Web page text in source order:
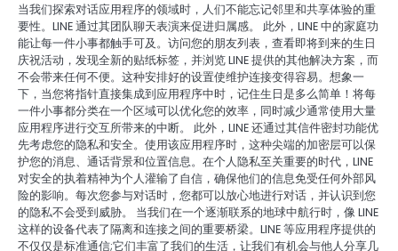
当我们探索对话应用程序的领域时，人们不能忘记邻里和共享体验的重
要性。LINE 通过其团队聊天表演来促进归属感。 此外，LINE 中的家庭功
能让每一件小事都触手可及。访问您的朋友列表，查看即将到来的生日
庆祝活动，发现全新的贴纸标签，并浏览 LINE 提供的其他解决方案，而
不会带来任何不便。这种安排好的设置使维护连接变得容易。想象一
下，当您将指针直接集成到应用程序中时，记住生日是多么简单！将每
一件小事都分类在一个区域可以优化您的效率，同时减少通常使用大量
应用程序进行交互所带来的中断。 此外，LINE 还通过其信件密封功能优
先考虑您的隐私和安全。使用该应用程序时，这种尖端的加密层可以保
护您的消息、通话背景和位置信息。在个人隐私至关重要的时代，LINE
对安全的执着精神为个人灌输了自信，确保他们的信息免受任何外部风
险的影响。每次您参与对话时，您都可以放心地进行对话，并认识到您
的隐私不会受到威胁。 当我们在一个逐渐联系的地球中航行时，像 LINE
这样的设备代表了隔离和连接之间的重要桥梁。LINE 等应用程序提供的
不仅仅是标准通信;它们丰富了我们的生活，让我们有机会与他人分享几